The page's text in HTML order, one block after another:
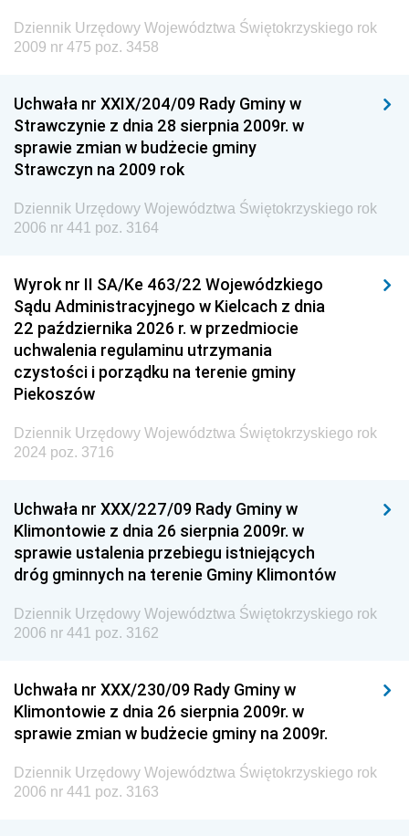
Dziennik Urzędowy Ministra Edukacji
Dziennik Urzędowy Ministra Przemysłu
Dziennik Urzędowy Ministra Finansów i Gospodarki
Dziennik Urzędowy Ministra do Spraw Unii
Dziennik Urzędowy Agencji Wywiadu
Dziennik Urzędowy Województwa Świętokrzyskiego rok
2009 nr 475 poz. 3458
Uchwała nr XXIX/204/09 Rady Gminy w
Strawczynie z dnia 28 sierpnia 2009r. w
sprawie zmian w budżecie gminy
Strawczyn na 2009 rok
Dziennik Urzędowy Województwa Świętokrzyskiego rok
2006 nr 441 poz. 3164
Wyrok nr II SA/Ke 463/22 Wojewódzkiego
Sądu Administracyjnego w Kielcach z dnia
22 października 2026 r. w przedmiocie
uchwalenia regulaminu utrzymania
czystości i porządku na terenie gminy
Piekoszów
Dziennik Urzędowy Województwa Świętokrzyskiego rok
2024 poz. 3716
Uchwała nr XXX/227/09 Rady Gminy w
Klimontowie z dnia 26 sierpnia 2009r. w
sprawie ustalenia przebiegu istniejących
dróg gminnych na terenie Gminy Klimontów
Dziennik Urzędowy Województwa Świętokrzyskiego rok
2006 nr 441 poz. 3162
Uchwała nr XXX/230/09 Rady Gminy w
Klimontowie z dnia 26 sierpnia 2009r. w
sprawie zmian w budżecie gminy na 2009r.
Dziennik Urzędowy Województwa Świętokrzyskiego rok
2006 nr 441 poz. 3163